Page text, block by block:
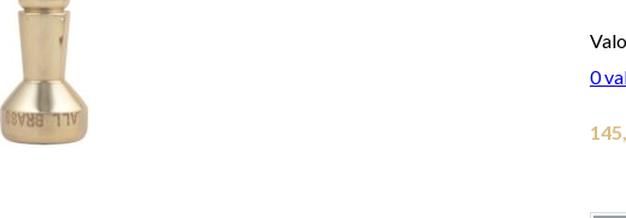
0